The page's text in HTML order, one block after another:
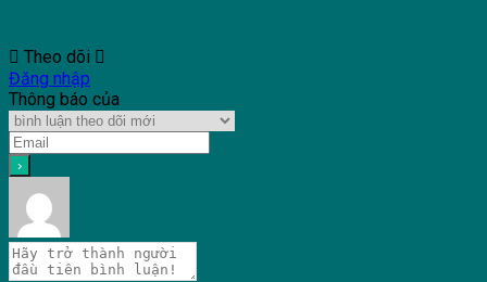
Theo dõi
Đăng nhập
Thông báo của